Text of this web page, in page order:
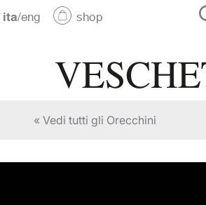
ita/eng
shop
« Vedi tutti gli Orecchini